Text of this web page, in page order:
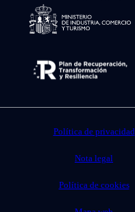
Política de privacidad
Nota legal
Política de cookies